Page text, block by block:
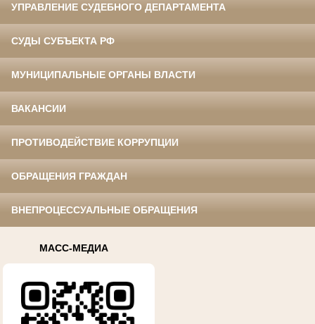
УПРАВЛЕНИЕ СУДЕБНОГО ДЕПАРТАМЕНТА
СУДЫ СУБЪЕКТА РФ
МУНИЦИПАЛЬНЫЕ ОРГАНЫ ВЛАСТИ
ВАКАНСИИ
ПРОТИВОДЕЙСТВИЕ КОРРУПЦИИ
ОБРАЩЕНИЯ ГРАЖДАН
ВНЕПРОЦЕССУАЛЬНЫЕ ОБРАЩЕНИЯ
МАСС-МЕДИА